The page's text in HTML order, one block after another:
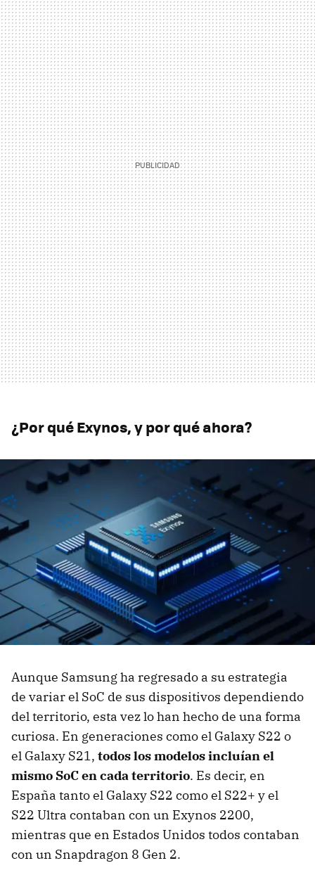
¿Por qué Exynos, y por qué ahora?
Aunque Samsung ha regresado a su estrategia
de variar el SoC de sus dispositivos dependiendo
del territorio, esta vez lo han hecho de una forma
curiosa. En generaciones como el Galaxy S22 o
el Galaxy S21, todos los modelos incluían el
mismo SoC en cada territorio. Es decir, en
España tanto el Galaxy S22 como el S22+ y el
S22 Ultra contaban con un Exynos 2200,
mientras que en Estados Unidos todos contaban
con un Snapdragon 8 Gen 2.